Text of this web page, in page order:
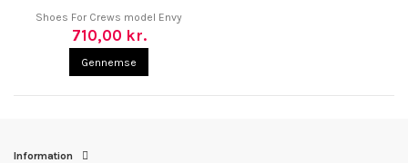
Shoes For Crews model Envy
710,00 kr.
Gennemse
Information